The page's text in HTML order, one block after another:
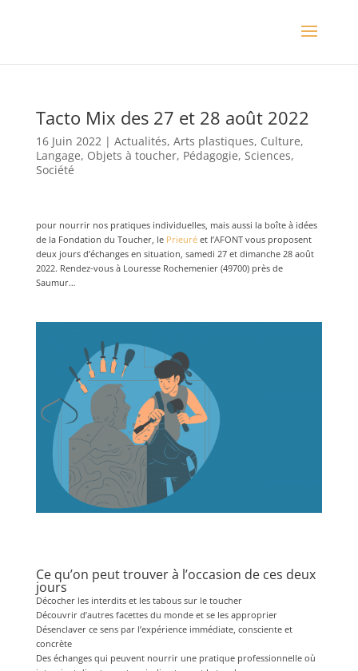
Tacto Mix des 27 et 28 août 2022
16 Juin 2022| Actualités, Arts plastiques, Culture,
Langage, Objets à toucher, Pédagogie, Sciences,
Société
pour nourrir nos pratiques individuelles, mais aussi la boîte à idées
de la Fondation du Toucher, le Prieuréet l’AFONT vous proposent
deux jours d’échanges en situation, samedi 27 et dimanche 28 août
2022. Rendez-vous à Louresse Rochemenier (49700) près de
Saumur…
Ce qu’on peut trouver à l’occasion de ces deux
jours
Décocher les interdits et les tabous sur le toucher
Découvrir d’autres facettes du monde et se les approprier
Désenclaver ce sens par l’expérience immédiate, consciente et
concrète
Des échanges qui peuvent nourrir une pratique professionnelle où